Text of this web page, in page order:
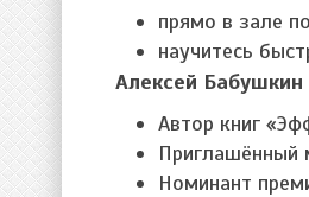
прямо в зале
научитесь
Алексей Бабушкин
Автор книг
Приглашённый
Номинант